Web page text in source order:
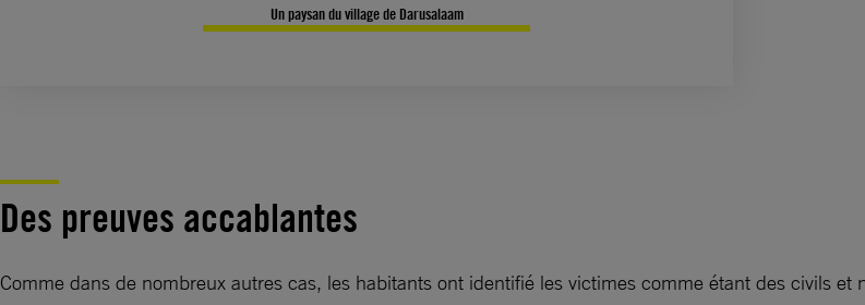
Un paysan du village de Darusalaam
Des preuves accablantes
Comme dans de nombreux autres cas, les habitants ont identifié les victimes comme étant des civils et